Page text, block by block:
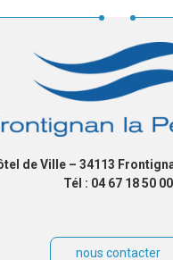
de Ville – 34113
Tél : 04 67 18 50 00
nous contacter